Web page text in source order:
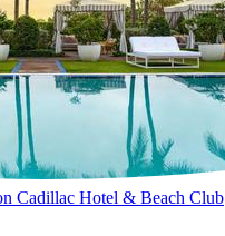
Cadillac Hotel & Beach Club